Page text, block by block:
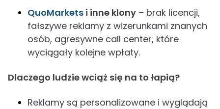
QuoMarkets i inne klony – brak licencji,
fałszywe reklamy z wizerunkami znanych
osób, agresywne call center, które
wyciągały kolejne wpłaty.
Dlaczego ludzie wciąż się na to łapią?
Reklamy są personalizowane i wyglądają